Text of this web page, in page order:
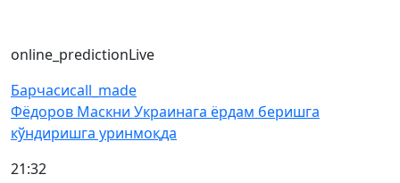
online_predictionLive
Барчасиcall_made
Фёдоров Маскни Украинага ёрдам беришга
кўндиришга уринмоқда
21:32